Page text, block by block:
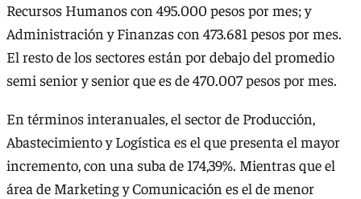
Recursos Humanos con 495.000 pesos por mes; y
Administración y Finanzas con 473.681 pesos por mes.
El resto de los sectores están por debajo del promedio
semi senior y senior que es de 470.007 pesos por mes.
En términos interanuales, el sector de Producción,
Abastecimiento y Logística es el que presenta el mayor
incremento, con una suba de 174,39%. Mientras que el
área de Marketing y Comunicación es el de menor